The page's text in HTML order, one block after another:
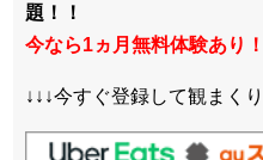
題！！
今なら1ヵ月無料体験あり！
↓↓↓今すぐ登録して観まく